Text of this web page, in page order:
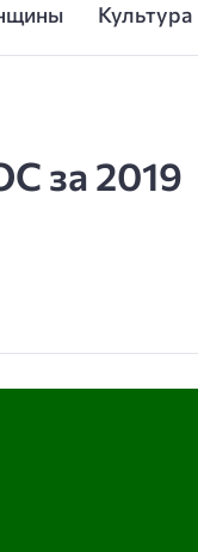
Культура
за 2019